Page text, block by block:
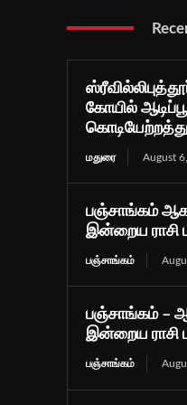
கோயில்
மதுரை August
பஞ்சாங்கம்
இன்றைய ராசி
பஞ்சாங்கம்
பஞ்சாங்கம் –
இன்றைய ராசி
பஞ்சாங்கம்